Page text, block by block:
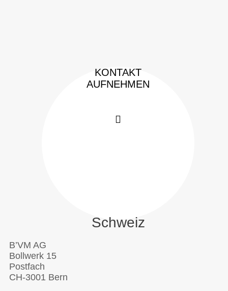
KONTAKT
AUFNEHMEN
Schweiz
B’VM AG
Bollwerk 15
Postfach
CH-3001 Bern